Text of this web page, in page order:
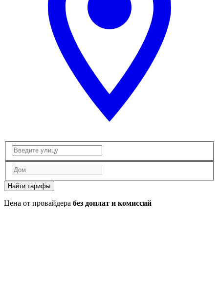
Найти тарифы
Цена от провайдера без доплат и комиссий